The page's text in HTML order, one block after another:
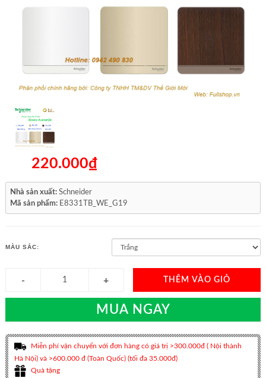
220.000₫
Nhà sản xuất: Schneider
Mã sản phẩm: E8331TB_WE_G19
MÀU SẮC:
THÊM VÀO GIỎ
MUA NGAY
Miễn phí vận chuyển với đơn hàng có giá trị >300.000đ ( Nội thành
Hà Nội) và >600.000 đ (Toàn Quốc) (tối đa 35.000đ)
Quà tặng